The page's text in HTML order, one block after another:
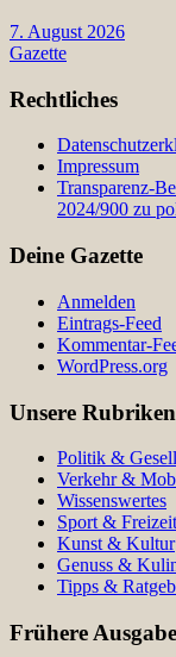
7. August 2026
Gazette
Rechtliches
Impressum
Transparenz-
2024/900 zu
Deine Gazette
Anmelden
Eintrags-Feed
Kommentar-
WordPress.org
Unsere Rubriken
Politik &
Verkehr &
Wissenswertes
Sport & Freizeit
Kunst & Kultur
Genuss &
Tipps &
Frühere